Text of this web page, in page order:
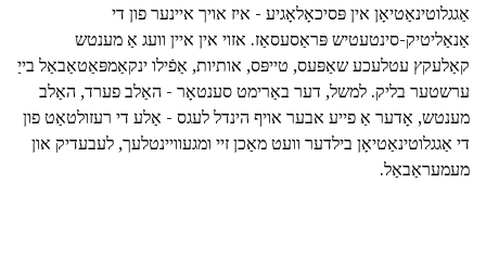
אַגגלוטינאַטיאָן אין פּסיכאָלאָגיע - איז אויך איינער פון די
אַנאַליטיק-סינטעטיש פּראַסעסאַז. אזוי אין איין וועג אַ מענטש
קאַלעקץ עטלעכע שאַפּעס, טייפּס, אותיות, אַפֿילו ינקאַמפּאַטאַבאַל בייַ
ערשטער בליק. למשל, דער באַרימט סענטאָר - האַלב פערד, האַלב
מענטש, אָדער אַ פייע אבער אויף הינדל לעגס - אַלע די רעזולטאַט פון
די אַגגלוטינאַטיאָן בילדער וועט מאַכן זיי ומגעוויינטלעך, לעבעדיק און
מעמעראַבאַל.